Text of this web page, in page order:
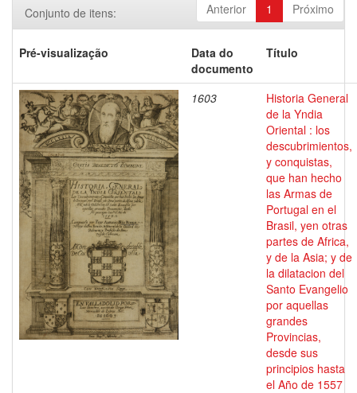
Anterior 1 Próximo
Conjunto de itens:
Pré-visualização
Data do
documento
Título
1603
Historia General
de la Yndia
Oriental : los
descubrimientos,
y conquistas,
que han hecho
las Armas de
Portugal en el
Brasil, yen otras
partes de Africa,
y de la Asia; y de
la dilatacion del
Santo Evangelio
por aquellas
grandes
Provincias,
desde sus
principios hasta
el Año de 1557